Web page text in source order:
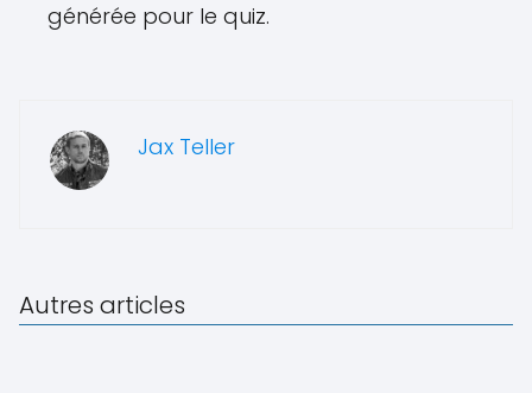
générée pour le quiz.
Jax Teller
Autres articles